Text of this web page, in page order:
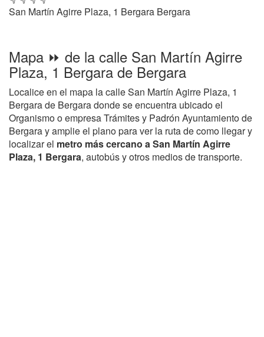
San Martín Agirre Plaza, 1 Bergara Bergara
Mapa ⏩ de la calle San Martín Agirre
Plaza, 1 Bergara de Bergara
Localice en el mapa la calle San Martín Agirre Plaza, 1
Bergara de Bergara donde se encuentra ubicado el
Organismo o empresa Trámites y Padrón Ayuntamiento de
Bergara y amplie el plano para ver la ruta de como llegar y
localizar el metro más cercano a San Martín Agirre
Plaza, 1 Bergara, autobús y otros medios de transporte.